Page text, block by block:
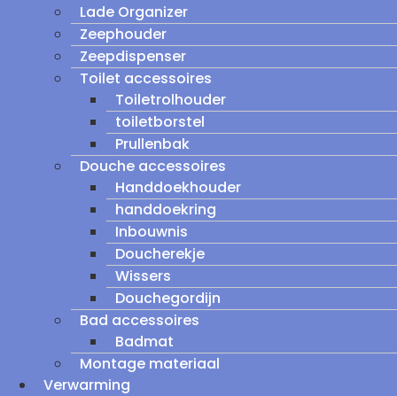
Lade Organizer
Zeephouder
Zeepdispenser
Toilet accessoires
Toiletrolhouder
toiletborstel
Prullenbak
Douche accessoires
Handdoekhouder
handdoekring
Inbouwnis
Doucherekje
Wissers
Douchegordijn
Bad accessoires
Badmat
Montage materiaal
Verwarming